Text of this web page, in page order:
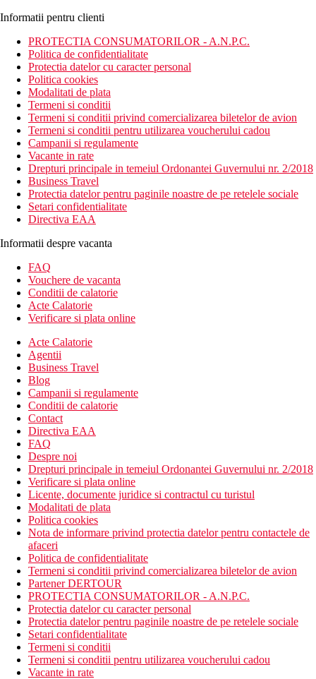
Informatii pentru clienti
PROTECTIA CONSUMATORILOR - A.N.P.C.
Politica de confidentialitate
Protectia datelor cu caracter personal
Politica cookies
Modalitati de plata
Termeni si conditii
Termeni si conditii privind comercializarea biletelor de avion
Termeni si conditii pentru utilizarea voucherului cadou
Campanii si regulamente
Vacante in rate
Drepturi principale in temeiul Ordonantei Guvernului nr. 2/2018
Business Travel
Protectia datelor pentru paginile noastre de pe retelele sociale
Setari confidentialitate
Directiva EAA
Informatii despre vacanta
FAQ
Vouchere de vacanta
Conditii de calatorie
Acte Calatorie
Verificare si plata online
Acte Calatorie
Agentii
Business Travel
Blog
Campanii si regulamente
Conditii de calatorie
Contact
Directiva EAA
FAQ
Despre noi
Drepturi principale in temeiul Ordonantei Guvernului nr. 2/2018
Verificare si plata online
Licente, documente juridice si contractul cu turistul
Modalitati de plata
Politica cookies
Nota de informare privind protectia datelor pentru contactele de
afaceri
Politica de confidentialitate
Termeni si conditii privind comercializarea biletelor de avion
Partener DERTOUR
PROTECTIA CONSUMATORILOR - A.N.P.C.
Protectia datelor cu caracter personal
Protectia datelor pentru paginile noastre de pe retelele sociale
Setari confidentialitate
Termeni si conditii
Termeni si conditii pentru utilizarea voucherului cadou
Vacante in rate